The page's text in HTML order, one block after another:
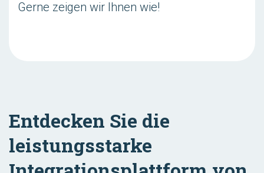
Gerne zeigen wir Ihnen wie!
Entdecken Sie die
leistungsstarke